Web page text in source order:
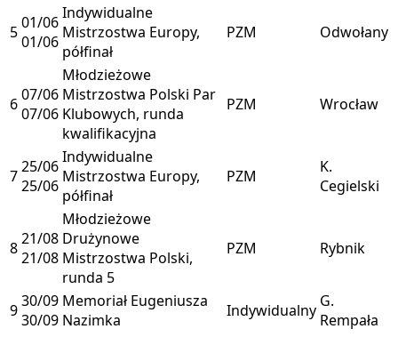
501/06
01/06
Indywidualne
Mistrzostwa Europy,
półfinał
PZM Odwołany
607/06
07/06
Młodzieżowe
Mistrzostwa Polski Par
Klubowych, runda
kwalifikacyjna
PZM Wrocław
725/06
25/06
Indywidualne
Mistrzostwa Europy,
półfinał
PZM
K.
Cegielski
821/08
21/08
Młodzieżowe
Drużynowe
Mistrzostwa Polski,
runda 5
PZM Rybnik
930/09
30/09
Memoriał Eugeniusza
Nazimka
Indywidualny G.
Rempała